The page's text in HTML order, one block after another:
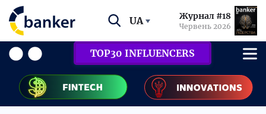
UA Журнал #18
Червень 2026
TOP30 INFLUENCERS